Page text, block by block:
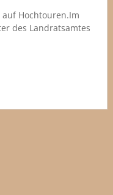
Hochtouren.Im
des Landratsamtes